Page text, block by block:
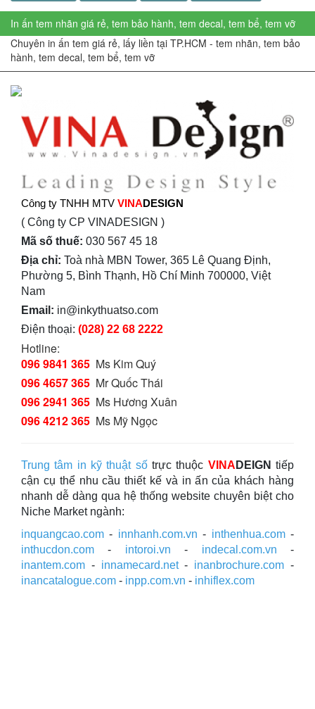
In ấn tem nhãn giá rẻ, tem bảo hành, tem decal, tem bể, tem vỡ
Chuyên in ấn tem giá rẻ, lấy liền tại TP.HCM - tem nhãn, tem bảo
hành, tem decal, tem bể, tem vỡ
Công ty TNHH MTV VINADESIGN
( Công ty CP VINADESIGN )
Mã số thuế: 030 567 45 18
Địa chỉ: Toà nhà MBN Tower, 365 Lê Quang Định,
Phường 5, Bình Thạnh, Hồ Chí Minh 700000, Việt
Nam
Email: in@inkythuatso.com
Điện thoại: (028) 22 68 2222
Hotline:
096 9841 365 Ms Kim Quý
096 4657 365 Mr Quốc Thái
096 2941 365 Ms Hương Xuân
096 4212 365 Ms Mỹ Ngọc
Trung tâm in kỹ thuật sốtrực thuộc VINA DEIGN tiếp
cận cụ thể nhu cầu thiết kế và in ấn của khách hàng
nhanh dễ dàng qua hệ thống website chuyên biệt cho
Niche Market ngành:
inquangcao.com - innhanh.com.vn - inthenhua.com-
inthucdon.com - intoroi.vn - indecal.com.vn -
inantem.com - innamecard.net- inanbrochure.com -
inancatalogue.com - inpp.com.vn - inhiflex.com